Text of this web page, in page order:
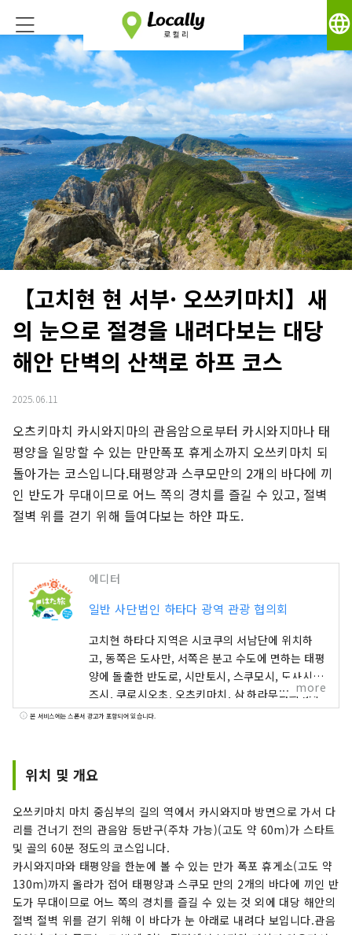
language
【고치현 현 서부· 오쓰키마치】새
의 눈으로 절경을 내려다보는 대당
해안 단벽의 산책로 하프 코스
2025.06.11
오츠키마치 카시와지마의 관음암으로부터 카시와지마나 태
평양을 일망할 수 있는 만만폭포 휴게소까지 오쓰키마치 되
돌아가는 코스입니다.태평양과 스쿠모만의 2개의 바다에 끼
인 반도가 무대이므로 어느 쪽의 경치를 즐길 수 있고, 절벽
절벽 위를 걷기 위해 들여다보는 하얀 파도.
에디터
일반 사단법인 하타다 광역 관광 협의회
고치현 하타다 지역은 시코쿠의 서남단에 위치하
고, 동쪽은 도사만, 서쪽은 분고 수도에 면하는 태평
양에 돌출한 반도로, 시만토시, 스쿠모시, 도사시미
즈시, 쿠로시오초, 오츠키마치, 삼 하라무라의 3시
2정 1마을로 구성되어 있습니다. 전국적으로 유명
랑하는 산의 은혜 풍부한 자연 대국입니다.
more
본 서비스에는 스폰서 광고가 포함되어 있습니다.
위치 및 개요
오쓰키마치 마치 중심부의 길의 역에서 카시와지마 방면으로 가서 다
리를 건너기 전의 관음암 등반구(주차 가능)(고도 약 60m)가 스타트
및 골의 60분 정도의 코스입니다.
카시와지마와 태평양을 한눈에 볼 수 있는 만가 폭포 휴게소(고도 약
130m)까지 올라가 접어 태평양과 스쿠모 만의 2개의 바다에 끼인 반
도가 무대이므로 어느 쪽의 경치를 즐길 수 있는 것 외에 대당 해안의
절벽 절벽 위를 걷기 위해 이 바다가 눈 아래로 내려다 보입니다.관음